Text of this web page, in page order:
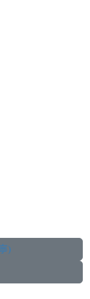
)